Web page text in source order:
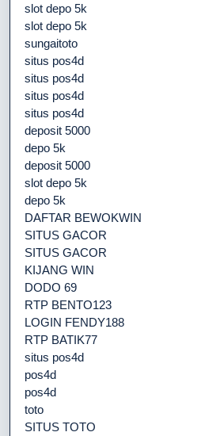
slot depo 5k
slot depo 5k
sungaitoto
situs pos4d
situs pos4d
situs pos4d
situs pos4d
deposit 5000
depo 5k
deposit 5000
slot depo 5k
depo 5k
DAFTAR BEWOKWIN
SITUS GACOR
SITUS GACOR
KIJANG WIN
DODO 69
RTP BENTO123
LOGIN FENDY188
RTP BATIK77
situs pos4d
pos4d
pos4d
toto
SITUS TOTO